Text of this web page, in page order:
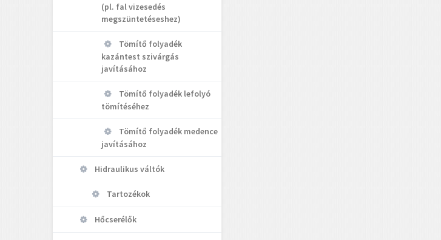
(pl. fal vizesedés
megszüntetéseshez)
Tömítő folyadék
kazántest szivárgás
javításához
Tömítő folyadék lefolyó
tömítéséhez
Tömítő folyadék medence
javításához
Hidraulikus váltók
Tartozékok
Hőcserélők